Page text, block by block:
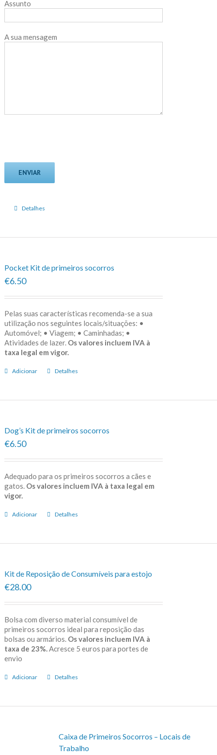
Assunto
A sua mensagem
Detalhes
Pocket Kit de primeiros socorros
€6.50
Pelas suas características recomenda-se a sua
utilização nos seguintes locais/situações: •
Automóvel; • Viagem; • Caminhadas; •
Atividades de lazer. Os valores incluem IVA à
taxa legal em vigor.
Adicionar Detalhes
Dog’s Kit de primeiros socorros
€6.50
Adequado para os primeiros socorros a cães e
gatos. Os valores incluem IVA à taxa legal em
vigor.
Adicionar Detalhes
Kit de Reposição de Consumíveis para estojo
€28.00
Bolsa com diverso material consumível de
primeiros socorros ideal para reposição das
bolsas ou armários. Os valores incluem IVA à
taxa de 23%. Acresce 5 euros para portes de
envio
Adicionar Detalhes
Caixa de Primeiros Socorros – Locais de
Trabalho